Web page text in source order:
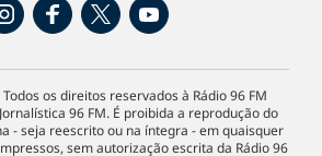
os direitos reservados à Rádio 96 FM
96 FM. É proibida a reprodução do
- seja reescrito ou na íntegra - em quaisquer
sem autorização escrita da Rádio 96